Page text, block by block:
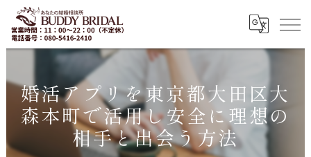
婚活アプリを東京都大田区大
森本町で活用し安全に理想の
相手と出会う方法